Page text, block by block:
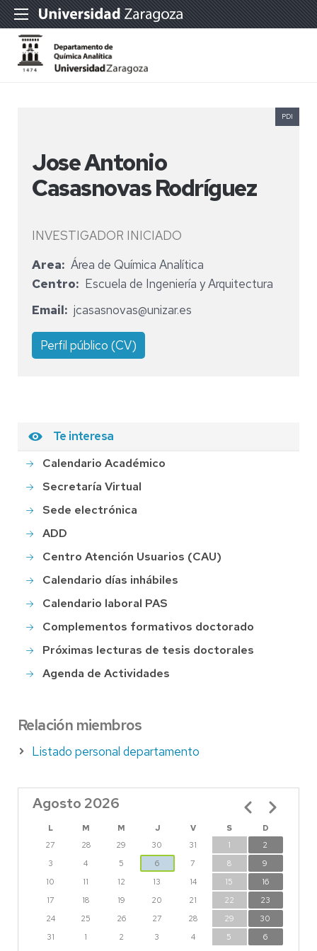
Jose Antonio
Casasnovas Rodríguez
INVESTIGADOR INICIADO
PDI
Area
Área de Química Analítica
Centro
Escuela de Ingeniería y Arquitectura
Email
jcasasnovas@unizar.es
Perfil público (CV)
Te interesa
Calendario Académico
Secretaría Virtual
Sede electrónica
ADD
Centro Atención Usuarios (CAU)
Calendario días inhábiles
Calendario laboral PAS
Complementos formativos doctorado
Próximas lecturas de tesis doctorales
Agenda de Actividades
Relación miembros
Listado personal departamento
Agosto 2026
L M M J V S
D
27
28 29 30 31 1
2
3
4 5 6 7 8
9
10
11 12 13 14 15
16
17
18 19 20 21 22
23
24
25 26 27 28 29
30
31
1 2 3 4 5 6
Paginación